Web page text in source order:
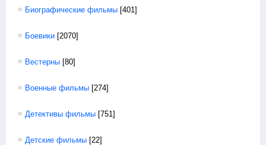
Биографические фильмы [401]
Боевики [2070]
Вестерны [80]
Военные фильмы [274]
Детективы фильмы [751]
Детские фильмы [22]